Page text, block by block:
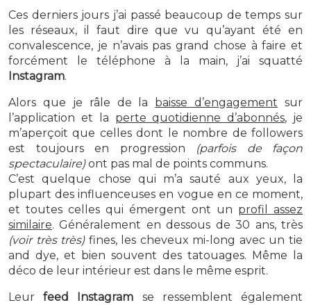
Ces derniers jours j’ai passé beaucoup de temps sur
les réseaux, il faut dire que vu qu’ayant été en
convalescence, je n’avais pas grand chose à faire et
forcément le téléphone à la main, j’ai squatté
Instagram.
Alors que je râle de la baisse d’engagement sur
l’application et la perte quotidienne d’abonnés, je
m’aperçoit que celles dont le nombre de followers
est toujours en progression
(parfois de façon
spectaculaire)ont pas mal de points communs.
C’est quelque chose qui m’a sauté aux yeux, la
plupart des influenceuses en vogue en ce moment,
et toutes celles qui émergent ont un profil assez
similaire. Généralement en dessous de 30 ans, très
(voir très très)fines, les cheveux mi-long avec un tie
and dye, et bien souvent des tatouages. Même la
déco de leur intérieur est dans le même esprit.
Leurfeed Instagram se ressemblent également